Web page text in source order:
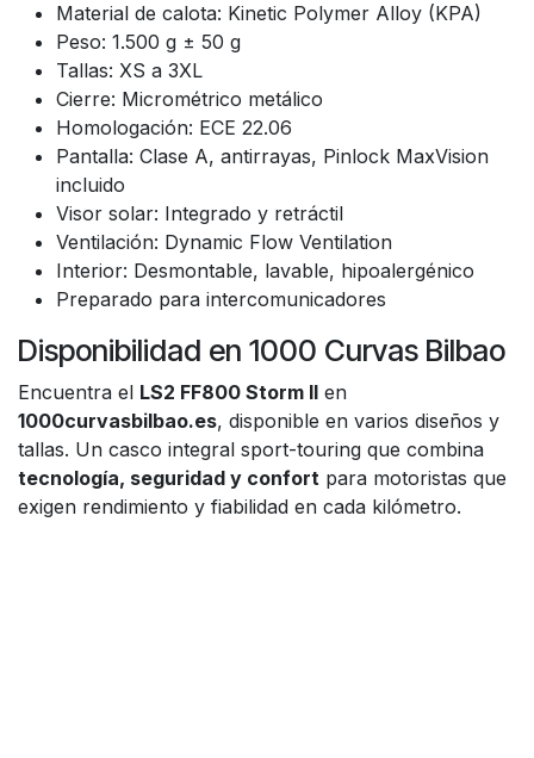
Material de calota: Kinetic Polymer Alloy (KPA)
Peso: 1.500 g ± 50 g
Tallas: XS a 3XL
Cierre: Micrométrico metálico
Homologación: ECE 22.06
Pantalla: Clase A, antirrayas, Pinlock MaxVision
incluido
Visor solar: Integrado y retráctil
Ventilación: Dynamic Flow Ventilation
Interior: Desmontable, lavable, hipoalergénico
Preparado para intercomunicadores
Disponibilidad en 1000 Curvas Bilbao
Encuentra el LS2 FF800 Storm II en
1000curvasbilbao.es, disponible en varios diseños y
tallas. Un casco integral sport-touring que combina
tecnología, seguridad y confort para motoristas que
exigen rendimiento y fiabilidad en cada kilómetro.